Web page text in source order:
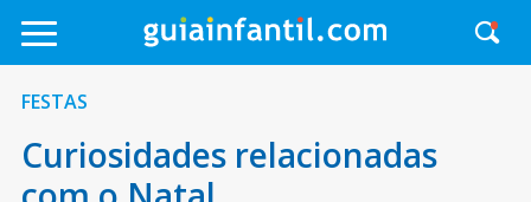
FESTAS
Curiosidades relacionadas